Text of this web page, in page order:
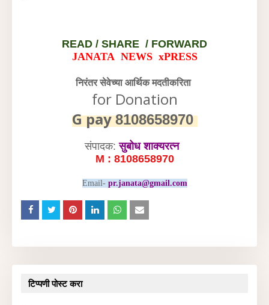
READ / SHARE / FORWARD
JANATA NEWS xPRESS
निरंतर सेवेच्या आर्थिक मदतीकरिता
for Donation
G pay8108658970
संपादक:सुबोध शाक्यरत्न
M : 8108658970
Email- pr.janata@gmail.com
टिप्पणी पोस्ट करा